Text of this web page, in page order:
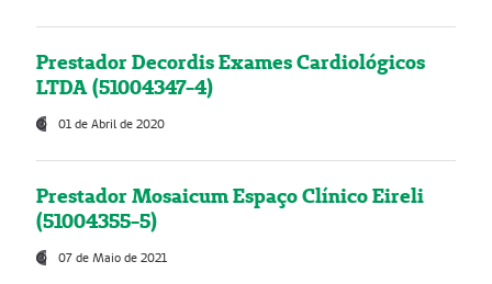
Prestador Decordis Exames Cardiológicos
LTDA (51004347-4)
01 de Abril de 2020
Prestador Mosaicum Espaço Clínico Eireli
(51004355-5)
07 de Maio de 2021